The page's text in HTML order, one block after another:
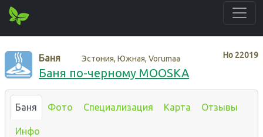
Нo 22019
Баня Эстония, Южная, Vorumaa
Баня по-черному MOOSKA
Баня Фото Специализация Карта Отзывы
Инфо